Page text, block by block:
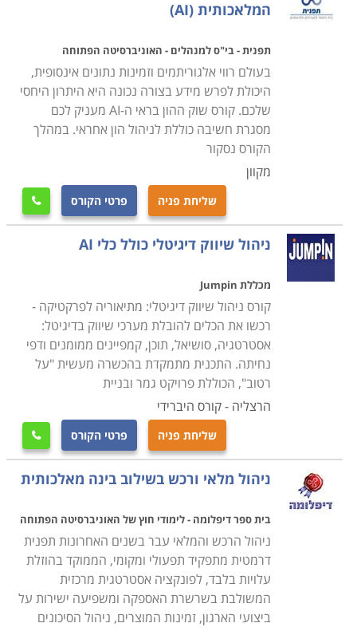
המלאכותית (AI)
תפנית - בי"ס למנהלים - האוניברסיטה הפתוחה
בעולם רווי אלגוריתמים וזמינות נתונים אינסופית,
היכולת לפרש מידע בצורה נכונה היא היתרון היחסי
שלכם. קורס שוק ההון בראי ה-AI מעניק לכם
מסגרת חשיבה כוללת לניהול הון אחראי. במהלך
הקורס נסקור
מקוון
שליחת פניה פרטי הקורס 
ניהול שיווק דיגיטלי כולל כלי AI
מכללת Jumpin
קורס ניהול שיווק דיגיטלי: מתיאוריה לפרקטיקה -
רכשו את הכלים להובלת מערכי שיווק בדיגיטל:
אסטרטגיה, סושיאל, תוכן, קמפיינים ממומנים ודפי
נחיתה. התכנית מתמקדת בהכשרה מעשית "על
רטוב", הכוללת פרויקט גמר ובניית
הרצליה - קורס היברידי
שליחת פניה פרטי הקורס 
ניהול מלאי ורכש בשילוב בינה מאלכותית
בית ספר דיפלומה - לימודי חוץ של האוניברסיטה הפתוחה
ניהול הרכש והמלאי עבר בשנים האחרונות תפנית
דרמטית מתפקיד תפעולי ומקומי, הממוקד בהוזלת
עלויות בלבד, לפונקציה אסטרטגית מרכזית
המשולבת בשרשרת האספקה ומשפיעה ישירות על
ביצועי הארגון, זמינות המוצרים, ניהול הסיכונים